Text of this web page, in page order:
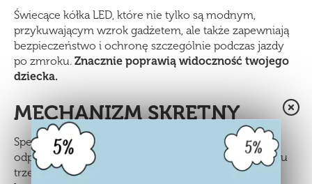
Świecące kółka LED, które nie tylko są modnym,
przykuwającym wzrok gadżetem, ale także zapewniają
bezpieczeństwo i ochronę szczególnie podczas jazdy
po zmroku. Znacznie poprawią widoczność twojego
dziecka.
MECHANIZM SKRĘTNY
Specjalny mechanizm skrętny - aby skręcić należy
odpowiednio balansować ciałem. Dzięki zastosowaniu
trzech kółek, hulajnoga jest